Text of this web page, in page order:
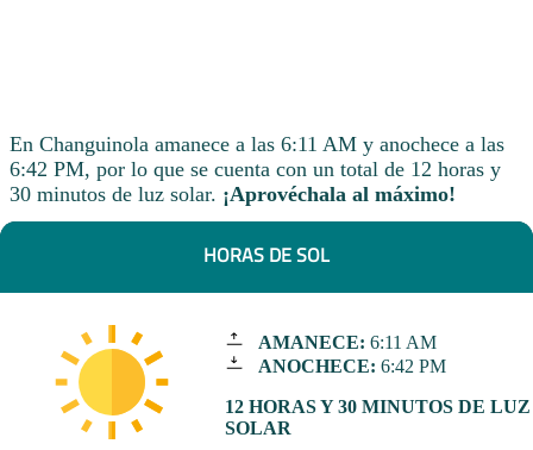
En Changuinola amanece a las 6:11 AM y anochece a las
6:42 PM, por lo que se cuenta con un total de 12 horas y
30 minutos de luz solar. ¡Aprovéchala al máximo!
HORAS DE SOL
AMANECE: 6:11 AM
ANOCHECE: 6:42 PM
12 HORAS Y 30 MINUTOS DE LUZ
SOLAR